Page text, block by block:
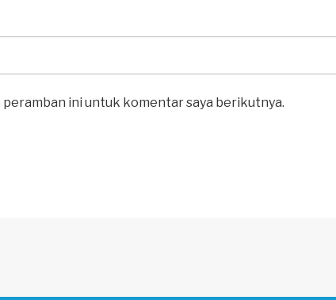
peramban ini untuk komentar saya berikutnya.